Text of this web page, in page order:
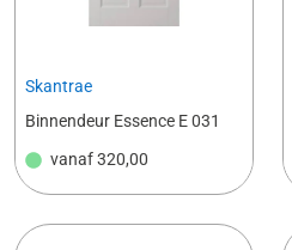
Skantrae
Binnendeur Essence E 031
vanaf320,00